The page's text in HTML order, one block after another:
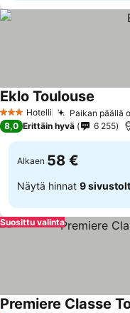
3 Tähtiluokitus
Hotelli Paikan päällä
Eklo Toulouse
8,0 Erittäin hyvä 6 255
Alkaen 58 €
Näytä hinnat 9
Suosittu valinta
Premiere Classe